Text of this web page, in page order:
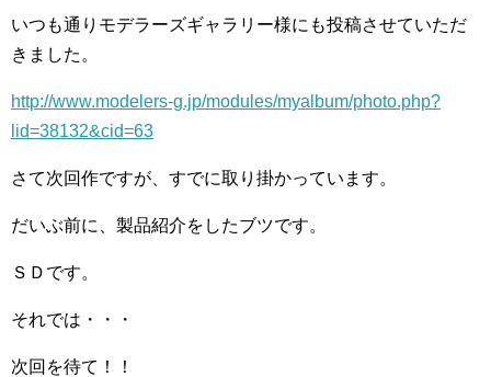
いつも通りモデラーズギャラリー様にも投稿させていただ
きました。
http://www.modelers-g.jp/modules/myalbum/photo.php?
lid=38132&cid=63
さて次回作ですが、すでに取り掛かっています。
だいぶ前に、製品紹介をしたブツです。
ＳＤです。
それでは・・・
次回を待て！！